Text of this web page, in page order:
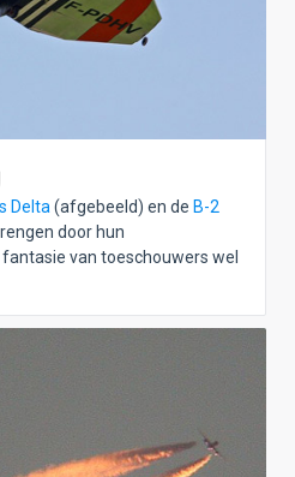
Delta (afgebeeld) en de B-2
door hun
van toeschouwers wel